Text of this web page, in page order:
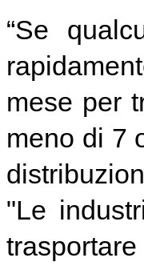
“Se
mese per
meno di 7
"Le